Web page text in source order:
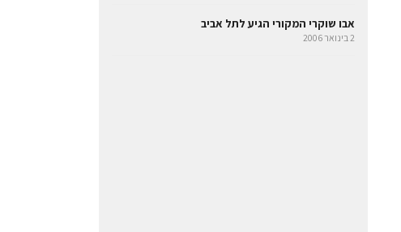
אבו שוקרי המקורי הגיע לתל אביב
2 בינואר 2006